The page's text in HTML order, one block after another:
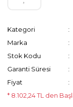
Kategori
Marka
Stok Kodu
Garanti Süresi
Fiyat
* 8.102,24 TL den